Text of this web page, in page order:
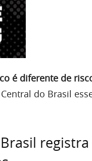
é diferente de
do Brasil
registra